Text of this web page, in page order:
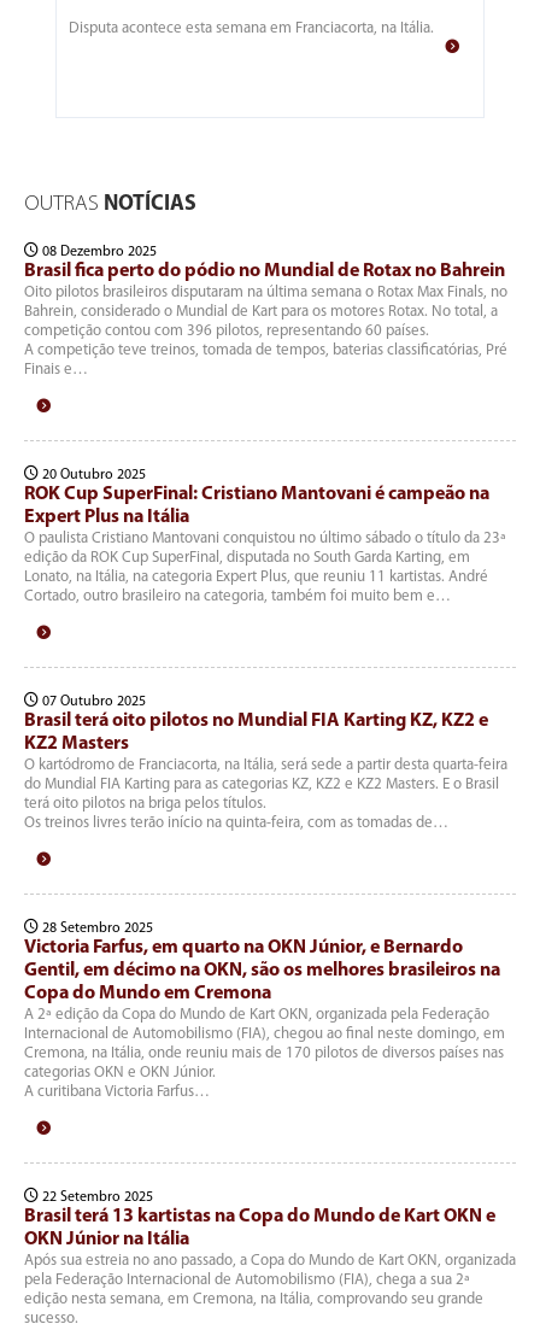
Disputa acontece esta semana em Franciacorta, na Itália.
OUTRAS NOTÍCIAS
08 Dezembro 2025
Brasil fica perto do pódio no Mundial de Rotax no Bahrein
Oito pilotos brasileiros disputaram na última semana o Rotax Max Finals, no
Bahrein, considerado o Mundial de Kart para os motores Rotax. No total, a
competição contou com 396 pilotos, representando 60 países.
A competição teve treinos, tomada de tempos, baterias classificatórias, Pré
Finais e…
20 Outubro 2025
ROK Cup SuperFinal: Cristiano Mantovani é campeão na
Expert Plus na Itália
O paulista Cristiano Mantovani conquistou no último sábado o título da 23ª
edição da ROK Cup SuperFinal, disputada no South Garda Karting, em
Lonato, na Itália, na categoria Expert Plus, que reuniu 11 kartistas. André
Cortado, outro brasileiro na categoria, também foi muito bem e…
07 Outubro 2025
Brasil terá oito pilotos no Mundial FIA Karting KZ, KZ2 e
KZ2 Masters
O kartódromo de Franciacorta, na Itália, será sede a partir desta quarta-feira
do Mundial FIA Karting para as categorias KZ, KZ2 e KZ2 Masters. E o Brasil
terá oito pilotos na briga pelos títulos.
Os treinos livres terão início na quinta-feira, com as tomadas de…
28 Setembro 2025
Victoria Farfus, em quarto na OKN Júnior, e Bernardo
Gentil, em décimo na OKN, são os melhores brasileiros na
Copa do Mundo em Cremona
A 2ª edição da Copa do Mundo de Kart OKN, organizada pela Federação
Internacional de Automobilismo (FIA), chegou ao final neste domingo, em
Cremona, na Itália, onde reuniu mais de 170 pilotos de diversos países nas
categorias OKN e OKN Júnior.
A curitibana Victoria Farfus…
22 Setembro 2025
Brasil terá 13 kartistas na Copa do Mundo de Kart OKN e
OKN Júnior na Itália
Após sua estreia no ano passado, a Copa do Mundo de Kart OKN, organizada
pela Federação Internacional de Automobilismo (FIA), chega a sua 2ª
edição nesta semana, em Cremona, na Itália, comprovando seu grande
sucesso.